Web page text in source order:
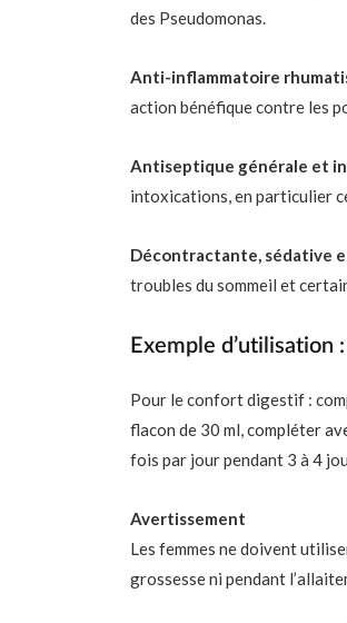
des Pseudomonas.
Anti-inflammatoire
action bénéfique contre les
Antiseptique générale et
intoxications, en particulier
Décontractante, sédative
troubles du sommeil et
Exemple d’utilisation :
Pour le confort digestif :
flacon de 30 ml, compléter
fois par jour pendant 3 à 4
Avertissement
Les femmes ne doivent
grossesse ni pendant